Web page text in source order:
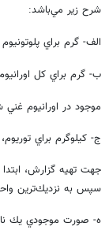
شرح زير مي‌باشد:
الف- گرم براي
ب- گرم براي كل اورانيوم
موجود در اورانيوم غني
ج- كيلوگرم براي
جهت تهيه گزارش،
سپس به نزديك‌ترين
ه- صورت موجودي يك